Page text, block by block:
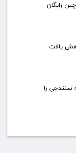
رایگان
یافت
جان کودک ۳ ساله سنندجی را